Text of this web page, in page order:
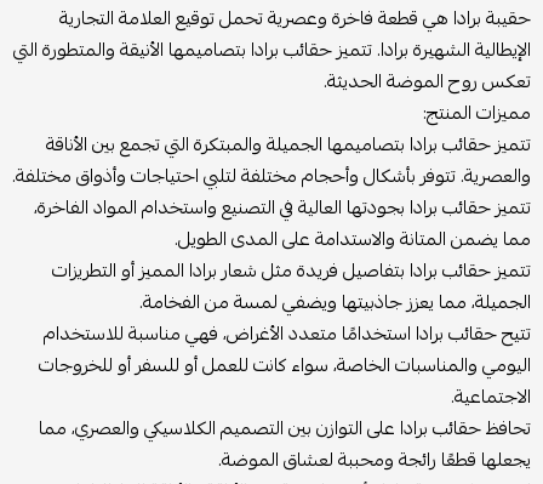
حقيبة برادا هي قطعة فاخرة وعصرية تحمل توقيع العلامة التجارية
الإيطالية الشهيرة برادا. تتميز حقائب برادا بتصاميمها الأنيقة والمتطورة التي
تعكس روح الموضة الحديثة.
مميزات المنتج:
تتميز حقائب برادا بتصاميمها الجميلة والمبتكرة التي تجمع بين الأناقة
والعصرية. تتوفر بأشكال وأحجام مختلفة لتلبي احتياجات وأذواق مختلفة.
تتميز حقائب برادا بجودتها العالية في التصنيع واستخدام المواد الفاخرة،
مما يضمن المتانة والاستدامة على المدى الطويل.
تتميز حقائب برادا بتفاصيل فريدة مثل شعار برادا المميز أو التطريزات
الجميلة، مما يعزز جاذبيتها ويضفي لمسة من الفخامة.
تتيح حقائب برادا استخدامًا متعدد الأغراض، فهي مناسبة للاستخدام
اليومي والمناسبات الخاصة، سواء كانت للعمل أو للسفر أو للخروجات
الاجتماعية.
تحافظ حقائب برادا على التوازن بين التصميم الكلاسيكي والعصري، مما
يجعلها قطعًا رائجة ومحببة لعشاق الموضة.